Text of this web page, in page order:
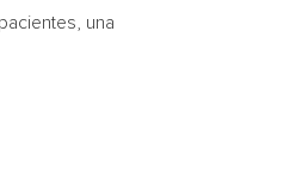
una